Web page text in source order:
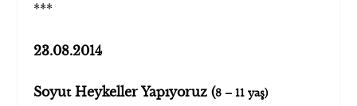
***
23.08.2014
Soyut Heykeller Yapıyoruz (8 – 11 yaş)